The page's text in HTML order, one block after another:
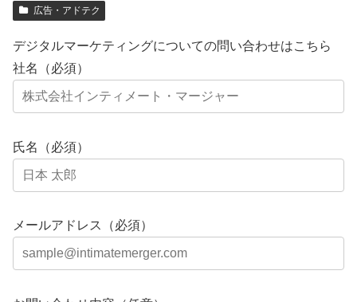
広告・アドテク
デジタルマーケティングについての問い合わせはこちら
社名（必須）
氏名（必須）
メールアドレス（必須）